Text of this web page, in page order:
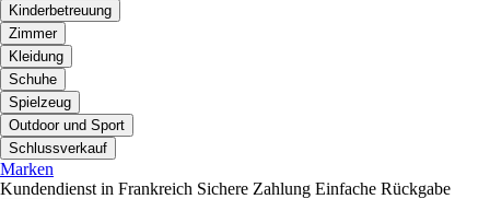
Kinderbetreuung
Zimmer
Kleidung
Schuhe
Spielzeug
Outdoor und Sport
Schlussverkauf
Marken
Kundendienst in Frankreich Sichere Zahlung Einfache Rückgabe